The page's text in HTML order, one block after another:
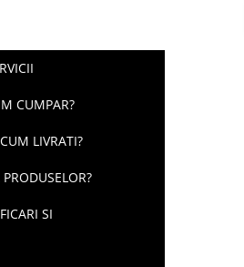
CUMPAR?
CUM LIVRATI?
SI